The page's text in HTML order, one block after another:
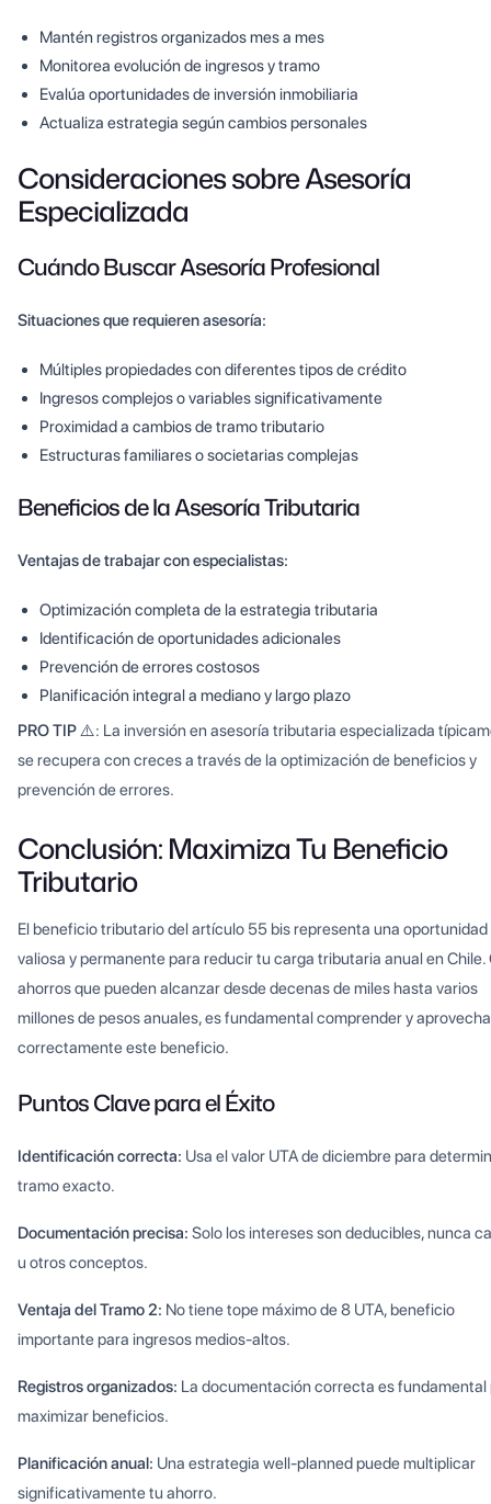
Mantén registros organizados mes a mes
Monitorea evolución de ingresos y tramo
Evalúa oportunidades de inversión inmobiliaria
Actualiza estrategia según cambios personales
Consideraciones sobre Asesoría
Especializada
Cuándo Buscar Asesoría Profesional
Situaciones que requieren asesoría:
Múltiples propiedades con diferentes tipos de crédito
Ingresos complejos o variables significativamente
Proximidad a cambios de tramo tributario
Estructuras familiares o societarias complejas
Beneficios de la Asesoría Tributaria
Ventajas de trabajar con especialistas:
Optimización completa de la estrategia tributaria
Identificación de oportunidades adicionales
Prevención de errores costosos
Planificación integral a mediano y largo plazo
PRO TIP ⚠️: La inversión en asesoría tributaria especializada
se recupera con creces a través de la optimización de beneficios y
prevención de errores.
Conclusión: Maximiza Tu Beneficio
Tributario
El beneficio tributario del artículo 55 bis representa una oportunidad
valiosa y permanente para reducir tu carga tributaria anual en Chile.
ahorros que pueden alcanzar desde decenas de miles hasta varios
millones de pesos anuales, es fundamental comprender y
correctamente este beneficio.
Puntos Clave para el Éxito
Identificación correcta: Usa el valor UTA de diciembre para
tramo exacto.
Documentación precisa: Solo los intereses son deducibles, nunca
u otros conceptos.
Ventaja del Tramo 2: No tiene tope máximo de 8 UTA, beneficio
importante para ingresos medios-altos.
Registros organizados: La documentación correcta es fundamental
maximizar beneficios.
Planificación anual: Una estrategia well-planned puede multiplicar
significativamente tu ahorro.